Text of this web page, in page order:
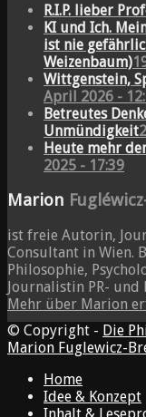
R.I.P. lieber
KI und Ich.
ist nie
Weizenbaum)
Wittgenstein,
April 2026 -
Betreutes
Unmündigkeit
Heute mehr
2025 - 17:39
Marion
ist freie Autorin,
Consultant in Wien.
Philosophie,
Journalistin PR-
Mehr über Marion
© Copyright - Die
Marion Fuglewicz-
Home
Idee & Konzept